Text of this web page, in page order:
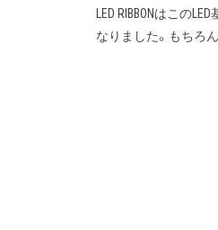
LED RIBBONはこの
なりました。もちろ